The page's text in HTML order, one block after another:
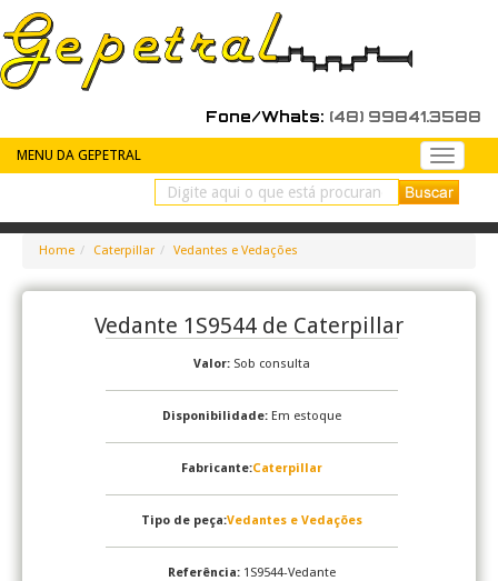
Fone/Whats: (48) 99841.3588
MENU DA GEPETRAL
Peças
de
Home Caterpillar Vedantes e Vedações
Vedante 1S9544 de Caterpillar
Valor: Sob consulta
Disponibilidade: Em estoque
Fabricante:Caterpillar
Tipo de peça:Vedantes e Vedações
Referência: 1S9544-Vedante